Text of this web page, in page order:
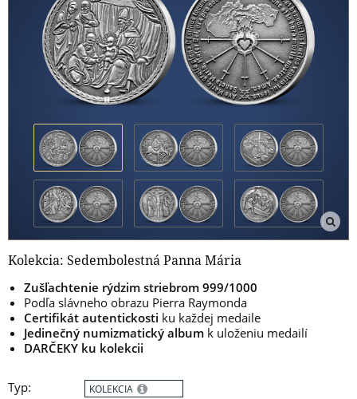
Kolekcia: Sedembolestná Panna Mária
Zušľachtenie rýdzim striebrom 999/1000
Podľa slávneho obrazu Pierra Raymonda
Certifikát autentickosti ku každej medaile
Jedinečný numizmatický album k uloženiu medailí
DARČEKY ku kolekcii
Typ:
KOLEKCIA